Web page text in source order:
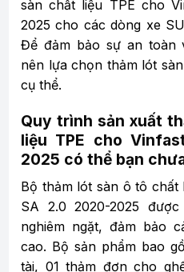
sàn chất liệu TPE cho
2025 cho các dòng xe
Để đảm bảo sự an toàn
nên lựa chọn thảm lót
cụ thể.
Quy trình sản xuất
liệu TPE cho
2025 có thể bạn
Bộ thảm lót sàn ô tô chất
SA 2.0 2020-2025
nghiêm ngặt, đảm bảo
cao. Bộ sản phẩm bao
tài, 01 thảm đơn cho